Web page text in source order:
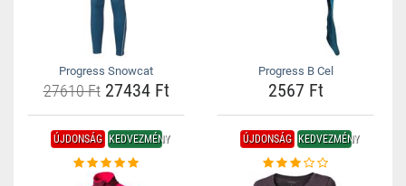
Progress Snowcat
27610 Ft27434 Ft
Progress B Cel
2567 Ft
ÚJDONSÁG KEDVEZMÉNY ÚJDONSÁG KEDVEZMÉNY